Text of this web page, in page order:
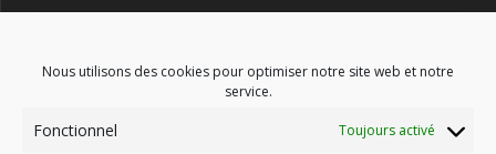
Nous utilisons des cookies pour optimiser notre site web et notre
service.
Fonctionnel Toujours activé